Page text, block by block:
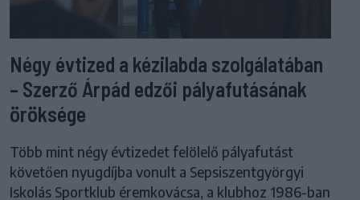
Négy évtized a kézilabda szolgálatában
– Szerző Árpád edzői pályafutásának
öröksége
Több mint négy évtizedet felölelő pályafutást
követően nyugdíjba vonult a Sepsiszentgyörgyi
Iskolás Sportklub éremkovácsa, a klubhoz 1986-ban